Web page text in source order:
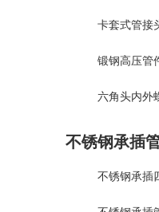
卡套式管接
锻钢高压管
六角头内外
不锈钢承插
不锈钢承插